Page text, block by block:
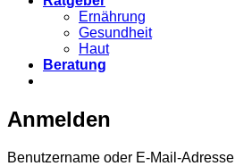
Ernährung
Gesundheit
Haut
Beratung
Anmelden
Benutzername oder E-Mail-Adresse